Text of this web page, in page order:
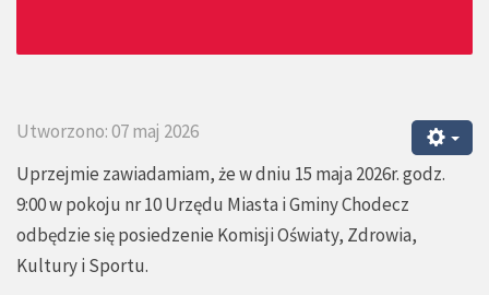
Utworzono: 07 maj 2026
Uprzejmie zawiadamiam, że w dniu 15 maja 2026r. godz.
9:00 w pokoju nr 10 Urzędu Miasta i Gminy Chodecz
odbędzie się posiedzenie Komisji Oświaty, Zdrowia,
Kultury i Sportu.